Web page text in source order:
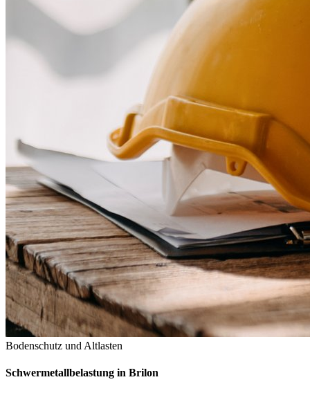
Bodenschutz und Altlasten
Schwermetallbelastung in Brilon